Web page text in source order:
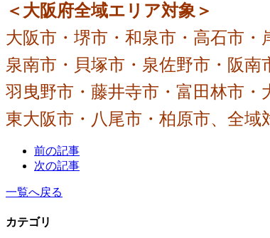
＜大阪府全域エリア対象＞
大阪市・堺市・和泉市・高石市・
泉南市・貝塚市・泉佐野市・阪南
羽曳野市・藤井寺市・富田林市・
東大阪市・八尾市・柏原市、全域
前の記事
次の記事
一覧へ戻る
カテゴリ